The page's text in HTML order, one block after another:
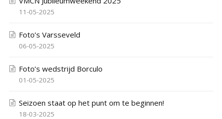
11-05-2025
Foto’s Varsseveld
06-05-2025
Foto’s wedstrijd Borculo
01-05-2025
Seizoen staat op het punt om te beginnen!
18-03-2025